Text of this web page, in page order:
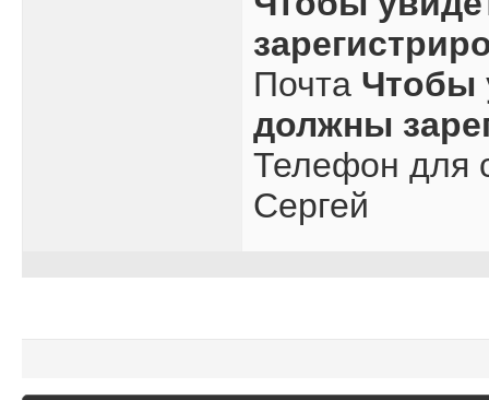
Почта Чтобы
должны
Телефон для
Сергей